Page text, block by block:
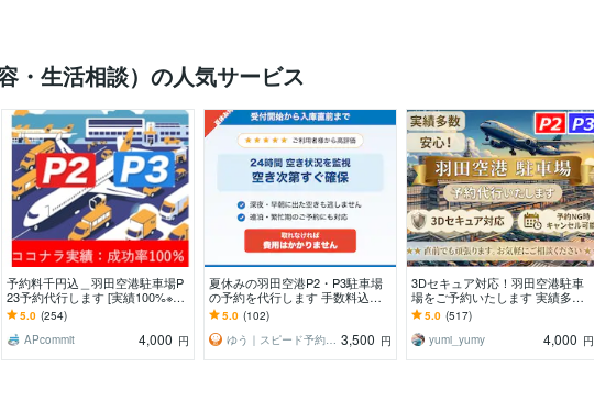
・生活相談）の人気サービス
予約料千円込＿羽田空港駐車場P
23予約代行します [実績100%※の
成功率/1000円込！]評価を参照下
さい
5.0 (254)
APcommit
4,000 円
夏休みの羽田空港P2・P3駐車場
の予約を代行します 手数料込
み・満車もキャンセル待ち対応
5.0 (102)
ゆう｜スピード予約代行 3,500 円
3Dセキュア対応！羽田空港駐車
場をご予約いたします 実績多
数！これまでトラブルゼロ！安
心・安全・丁寧。即購入OK
5.0 (517)
yumi_yumy
4,000 円